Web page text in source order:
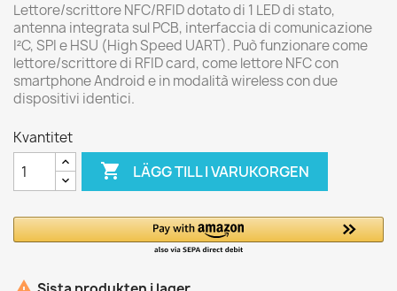
Lettore/scrittore NFC/RFID dotato di 1 LED di stato,
antenna integrata sul PCB, interfaccia di comunicazione
I²C, SPI e HSU (High Speed UART). Può funzionare come
lettore/scrittore di RFID card, come lettore NFC con
smartphone Android e in modalità wireless con due
dispositivi identici.
Kvantitet
 LÄGG TILL I VARUKORGEN